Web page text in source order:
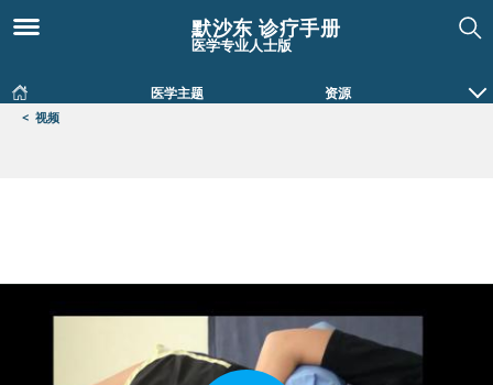
默沙东 诊疗手册
医学专业人士版
医学主题 资源
< 视频